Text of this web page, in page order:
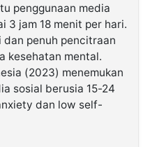
penggunaan media
3 jam 18 menit per hari.
dan penuh pencitraan
kesehatan mental.
(2023) menemukan
sosial berusia 15-24
dan low self-